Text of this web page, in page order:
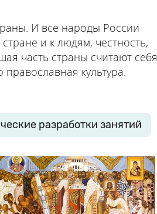
И все народы России
и к людям, честность,
часть страны считают себя
культура.
разработки занятий